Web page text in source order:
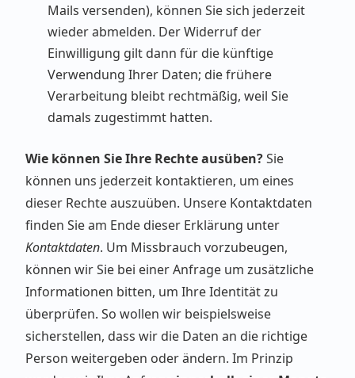
Mails versenden), können Sie sich jederzeit
wieder abmelden. Der Widerruf der
Einwilligung gilt dann für die künftige
Verwendung Ihrer Daten; die frühere
Verarbeitung bleibt rechtmäßig, weil Sie
damals zugestimmt hatten.
Wie können Sie Ihre Rechte ausüben?Sie
können uns jederzeit kontaktieren, um eines
dieser Rechte auszuüben. Unsere Kontaktdaten
finden Sie am Ende dieser Erklärung unter
Kontaktdaten. Um Missbrauch vorzubeugen,
können wir Sie bei einer Anfrage um zusätzliche
Informationen bitten, um Ihre Identität zu
überprüfen. So wollen wir beispielsweise
sicherstellen, dass wir die Daten an die richtige
Person weitergeben oder ändern. Im Prinzip